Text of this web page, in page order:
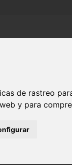
de rastreo
y para